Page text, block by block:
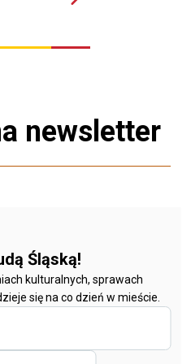
newsletter
Śląską!
kulturalnych, sprawach
się na co dzień w mieście.